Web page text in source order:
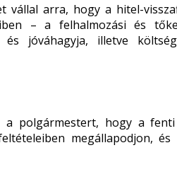
vállal arra, hogy a hitel-
– a felhalmozási és
és jóváhagyja, illetve
a polgármestert, hogy a
megállapodjon,